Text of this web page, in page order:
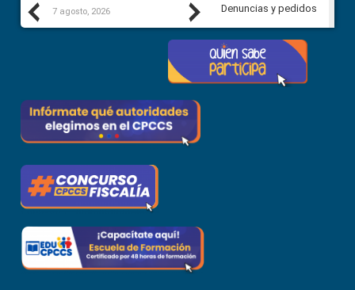
Previous
7 agosto, 2026 7 agosto, 2026
Next
Denuncias y pedidos